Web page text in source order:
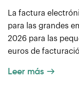
La factura
para las grandes
2026 para las
euros de
Leer más